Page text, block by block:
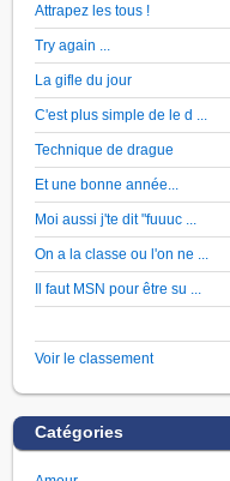
Attrapez les tous !
Try again ...
La gifle du jour
C'est plus simple de le d ...
Technique de drague
Et une bonne année...
Moi aussi j'te dit "fuuuc ...
On a la classe ou l'on ne ...
Il faut MSN pour être su ...
Voir le classement
Catégories